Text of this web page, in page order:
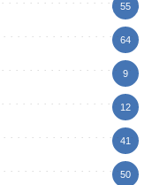
55
64
9
12
41
50